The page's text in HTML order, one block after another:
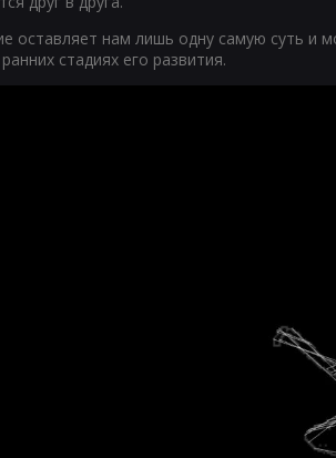
оставляет нам лишь одну самую суть и
стадиях его развития.